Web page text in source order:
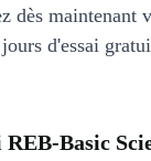
dès maintenant
d'essai
Basic